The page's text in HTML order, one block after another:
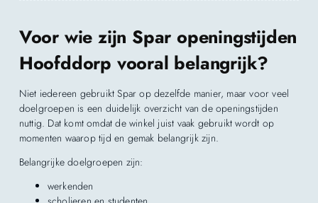
Voor wie zijn Spar openingstijden
Hoofddorp vooral belangrijk?
Niet iedereen gebruikt Spar op dezelfde manier, maar voor veel
doelgroepen is een duidelijk overzicht van de openingstijden
nuttig. Dat komt omdat de winkel juist vaak gebruikt wordt op
momenten waarop tijd en gemak belangrijk zijn.
Belangrijke doelgroepen zijn:
werkenden